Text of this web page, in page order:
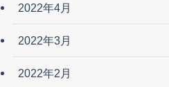
2022年4月
2022年3月
2022年2月